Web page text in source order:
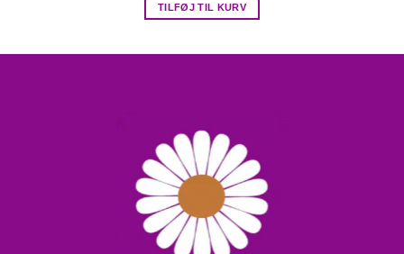
TILFØJ TIL KURV